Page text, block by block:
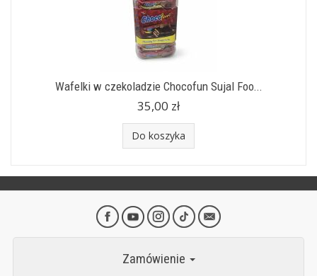
Wafelki w czekoladzie Chocofun Sujal Foo...
35,00 zł
Do koszyka
Zamówienie